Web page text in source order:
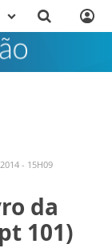
- 15H09
da
101)